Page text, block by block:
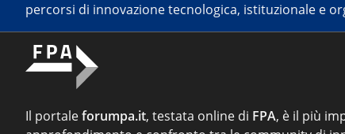
percorsi di innovazione tecnologica, istituzionale e
Il portaleforumpa.it, testata online di FPA, è il più